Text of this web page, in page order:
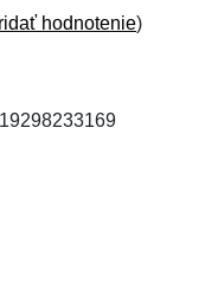
hodnotenie)